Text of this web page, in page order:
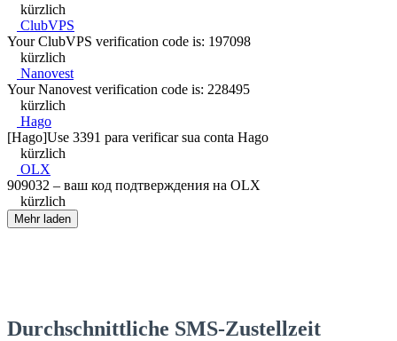
kürzlich
ClubVPS
Your ClubVPS verification code is: 197098
kürzlich
Nanovest
Your Nanovest verification code is: 228495
kürzlich
Hago
[Hago]Use 3391 para verificar sua conta Hago
kürzlich
OLX
909032 – ваш код подтверждения на OLX
kürzlich
Mehr laden
Durchschnittliche SMS-Zustellzeit